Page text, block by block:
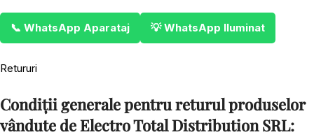
📞 WhatsApp Aparataj 💡 WhatsApp Iluminat
Retururi
Condiții generale pentru returul produselor
vândute de Electro Total Distribution SRL: